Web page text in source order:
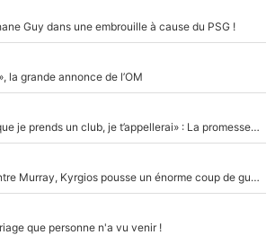
Guy dans une embrouille à cause du PSG !
la grande annonce de l’OM
Mercato - OM - «Dès que je prends un club, je t’appellerai» : La promesse de Marcelino au moment de claquer la porte
Victime de racisme contre Murray, Kyrgios pousse un énorme coup de gueule !
que personne n'a vu venir !